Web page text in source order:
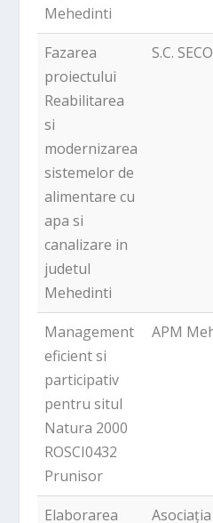
Mehedinti
Fazarea
proiectului
Reabilitarea
si
modernizarea
sistemelor de
alimentare cu
apa si
canalizare in
judetul
Mehedinti
S.C.
Management
eficient si
participativ
pentru situl
Natura 2000
ROSCI0432
Prunisor
APM
Elaborarea
Asociația